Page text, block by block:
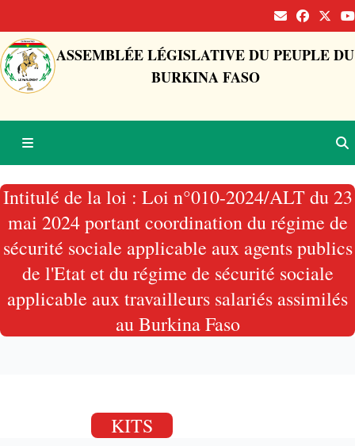
ASSEMBLÉE LÉGISLATIVE DU PEUPLE DU
BURKINA FASO
Intitulé de la loi : Loi n°010-2024/ALT du 23
mai 2024 portant coordination du régime de
sécurité sociale applicable aux agents publics
de l'Etat et du régime de sécurité sociale
applicable aux travailleurs salariés assimilés
au Burkina Faso
KITS